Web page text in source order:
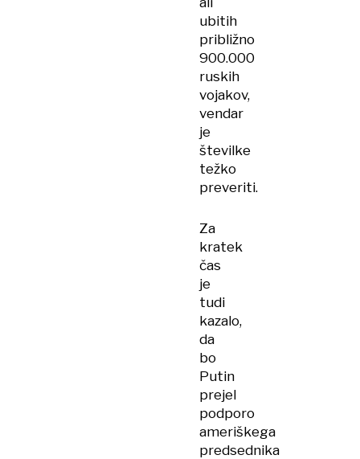
ubitih
približno
900.000
ruskih
vojakov,
vendar
je
številke
težko
preveriti.
Za
kratek
čas
je
tudi
kazalo,
da
bo
Putin
prejel
podporo
ameriškega
predsednika